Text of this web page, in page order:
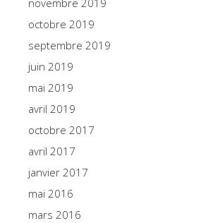
novembre 2019
octobre 2019
septembre 2019
juin 2019
mai 2019
avril 2019
octobre 2017
avril 2017
janvier 2017
mai 2016
mars 2016